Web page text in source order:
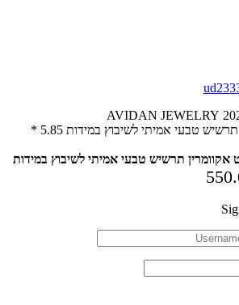
אקוומרין תרשיש טבעי אמיתי לשיבוץ במידות